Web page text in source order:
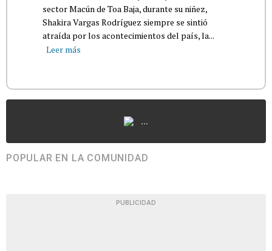
sector Macún de Toa Baja, durante su niñez,
Shakira Vargas Rodríguez siempre se sintió
atraída por los acontecimientos del país, la...
Leer más
...
POPULAR EN LA COMUNIDAD
PUBLICIDAD